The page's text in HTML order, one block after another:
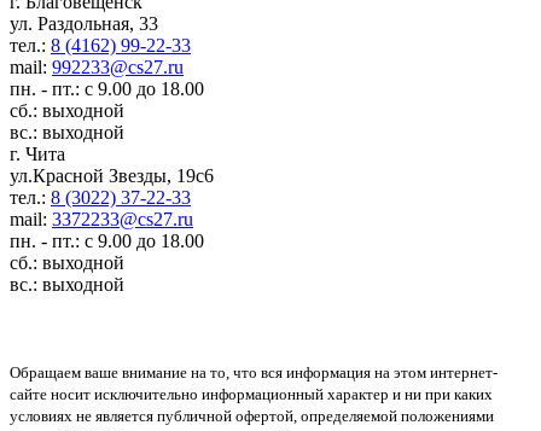
ул. Раздольная, 33
тел.: 8 (4162) 99-22-33
mail: 992233@cs27.ru
пн. - пт.: с 9.00 до 18.00
сб.: выходной
вс.: выходной
г. Чита
ул.Красной Звезды, 19с6
тел.: 8 (3022) 37-22-33
mail: 3372233@cs27.ru
пн. - пт.: с 9.00 до 18.00
сб.: выходной
вс.: выходной
Обращаем ваше внимание на то, что вся информация на этом интернет-
сайте носит исключительно информационный характер и ни при каких
условиях не является публичной офертой, определяемой положениями